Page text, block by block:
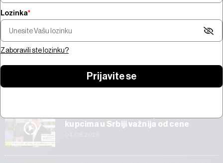
Pregled nedelje - pregovori na
prvi rezultati SpaceX-a
Šta pokreće
bitcoina od 100
jačanje zlata i AI
Start
kupcima u Srbiji važnija od cene
Lozinka*
Zaboravili ste lozinku?
Prijavite se